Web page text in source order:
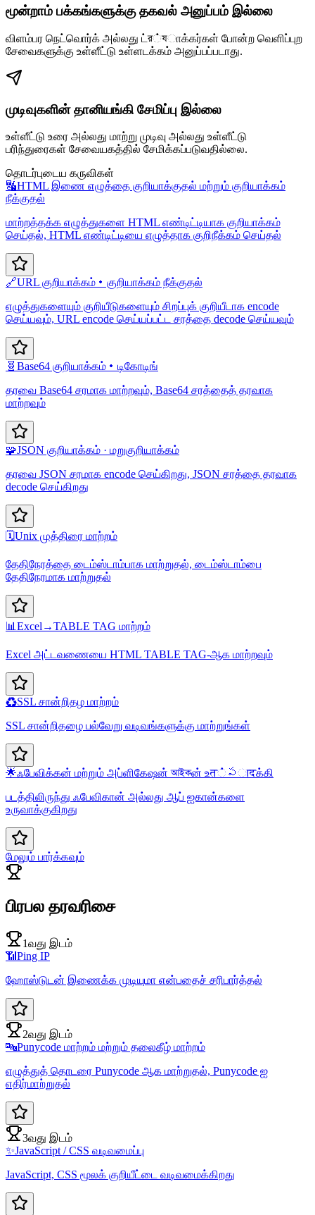
மூன்றாம் பக்கங்களுக்கு தகவல் அனுப்பம் இல்லை
விளம்பர நெட்வொர்க் அல்லது ட்র்যாக்கர்கள் போன்ற வெளிப்புற
சேவைகளுக்கு உள்ளீட்டு உள்ளடக்கம் அனுப்பப்படாது.
முடிவுகளின் தானியங்கி சேமிப்பு இல்லை
உள்ளீட்டு உரை அல்லது மாற்று முடிவு அல்லது உள்ளீட்டு
பரிந்துரைகள் சேவையகத்தில் சேமிக்கப்படுவதில்லை.
தொடர்புடைய கருவிகள்
🔣HTML இணை எழுத்தை குறியாக்குதல் மற்றும் குறியாக்கம்
நீக்குதல்
மாற்றத்தக்க எழுத்துகளை HTML எண்டிட்டியாக குறியாக்கம்
செய்தல், HTML எண்டிட்டியை எழுத்தாக குறிநீக்கம் செய்தல்
🔗URL குறியாக்கம்・குறியாக்கம் நீக்குதல்
எழுத்துகளையும் குறியீடுகளையும் சிறப்புக் குறியீடாக encode
செய்யவும், URL encode செய்யப்பட்ட சரத்தை decode செய்யவும்
🧬 Base64 குறியாக்கம்・டிகோடிங்
தரவை Base64 சரமாக மாற்றவும், Base64 சரத்தைத் தரவாக
மாற்றவும்
🧩JSON குறியாக்கம் · மறுகுறியாக்கம்
தரவை JSON சரமாக encode செய்கிறது, JSON சரத்தை தரவாக
decode செய்கிறது
🗓️Unix முத்திரை மாற்றம்
தேதிநேரத்தை டைம்ஸ்டாம்பாக மாற்றுதல், டைம்ஸ்டாம்பை
தேதிநேரமாக மாற்றுதல்
📊Excel→TABLE TAG மாற்றம்
Excel அட்டவணையை HTML TABLE TAG-ஆக மாற்றவும்
♻️SSL சான்றிதழ மாற்றம்
SSL சான்றிதழை பல்வேறு வடிவங்களுக்கு மாற்றுங்கள்
🌟ஃபேவிக்கன் மற்றும் அப்ளிகேஷன் আইকன் உत்పादக்கி
படத்திலிருந்து ஃபேவிகான் அல்லது ஆப் ஐகான்களை
உருவாக்குகிறது
மேலும் பார்க்கவும்
பிரபல தரவரிசை
1வது இடம்
📶 Ping IP
ஹோஸ்டுடன் இணைக்க முடியுமா என்பதைச் சரிபார்த்தல்
2வது இடம்
🔤Punycode மாற்றம் மற்றும் தலைகீழ் மாற்றம்
எழுத்துத் தொடரை Punycode ஆக மாற்றுதல், Punycode ஐ
எதிர்மாற்றுதல்
3வது இடம்
✨JavaScript / CSS வடிவமைப்பு
JavaScript, CSS மூலக் குறியீட்டை வடிவமைக்கிறது